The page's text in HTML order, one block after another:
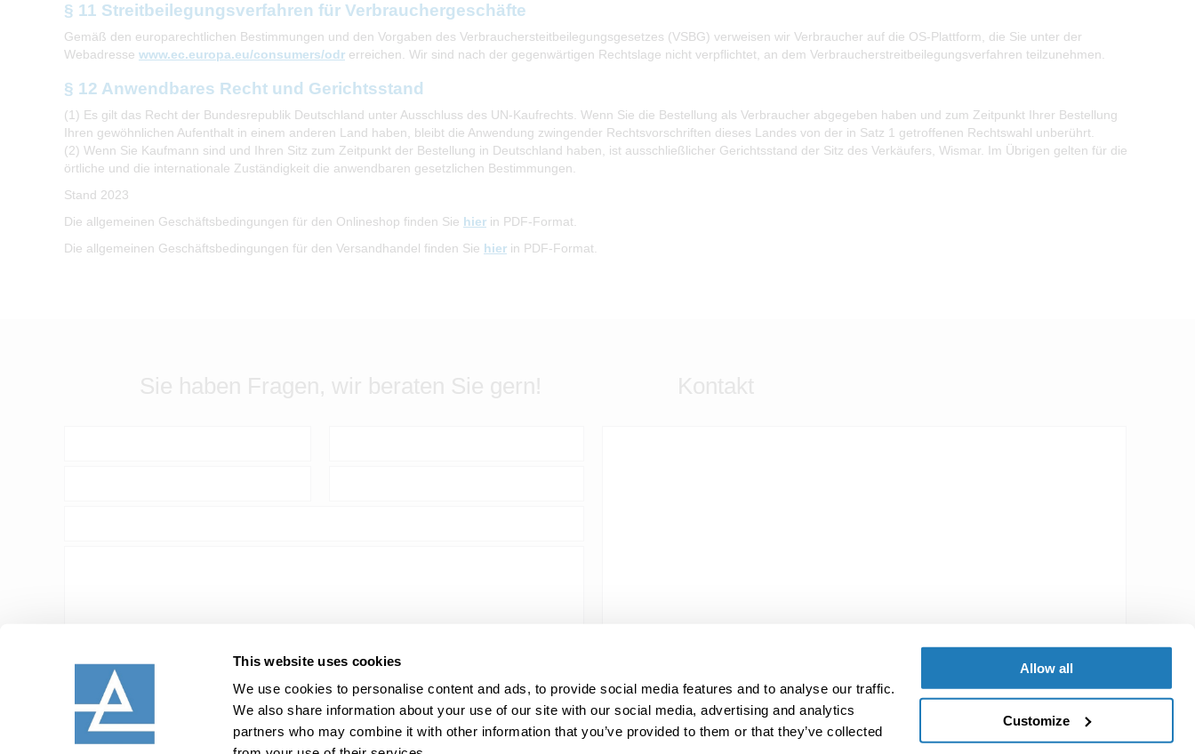
This website uses cookies
We use cookies to personalise content and ads, to provide social media features and to analyse our traffic.
We also share information about your use of our site with our social media, advertising and analytics
partners who may combine it with other information that you’ve provided to them or that they’ve collected
Allow all
Customize
§ 11 Streitbeilegungsverfahren für Verbrauchergeschäfte
Gemäß den europarechtlichen Bestimmungen und den Vorgaben des Verbrauchersteitbeilegungsgesetzes (VSBG) verweisen wir Verbraucher auf die OS-Plattform, die Sie unter der
Webadresse www.ec.europa.eu/consumers/odr erreichen. Wir sind nach der gegenwärtigen Rechtslage nicht verpflichtet, an dem Verbraucherstreitbeilegungsverfahren teilzunehmen.
§ 12 Anwendbares Recht und Gerichtsstand
(1) Es gilt das Recht der Bundesrepublik Deutschland unter Ausschluss des UN-Kaufrechts. Wenn Sie die Bestellung als Verbraucher abgegeben haben und zum Zeitpunkt Ihrer Bestellung
Ihren gewöhnlichen Aufenthalt in einem anderen Land haben, bleibt die Anwendung zwingender Rechtsvorschriften dieses Landes von der in Satz 1 getroffenen Rechtswahl unberührt.
(2) Wenn Sie Kaufmann sind und Ihren Sitz zum Zeitpunkt der Bestellung in Deutschland haben, ist ausschließlicher Gerichtsstand der Sitz des Verkäufers, Wismar. Im Übrigen gelten für die
örtliche und die internationale Zuständigkeit die anwendbaren gesetzlichen Bestimmungen.
Stand 2023
Die allgemeinen Geschäftsbedingungen für den Onlineshop finden Sie hier in PDF-Format.
Die allgemeinen Geschäftsbedingungen für den Versandhandel finden Sie hier in PDF-Format.
Anfrage absenden
Inh. Mathias
Spankowsky
Firmensitz:
Lagerstraße
Fax:+49 (0) 3841 22 32 82 9